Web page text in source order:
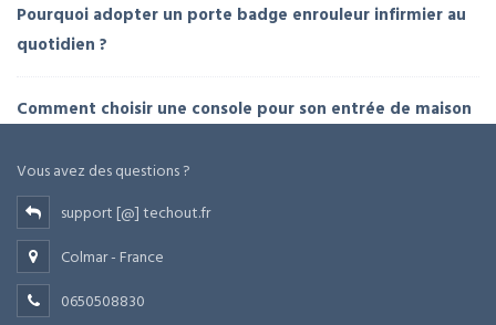
Pourquoi adopter un porte badge enrouleur infirmier au
quotidien ?
Comment choisir une console pour son entrée de maison
Vous avez des questions ?
support [@] techout.fr
Colmar - France
0650508830